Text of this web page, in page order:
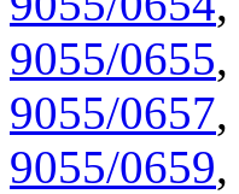
9055/0655,
9055/0657,
9055/0659,